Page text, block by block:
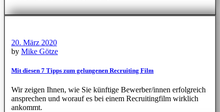
20. März 2020
by Mike Götze
Mit diesen 7 Tipps zum gelungenen Recruiting Film
Wir zeigen Ihnen, wie Sie künftige Bewerber/innen erfolgreich
ansprechen und worauf es bei einem Recruitingfilm wirklich
ankommt.